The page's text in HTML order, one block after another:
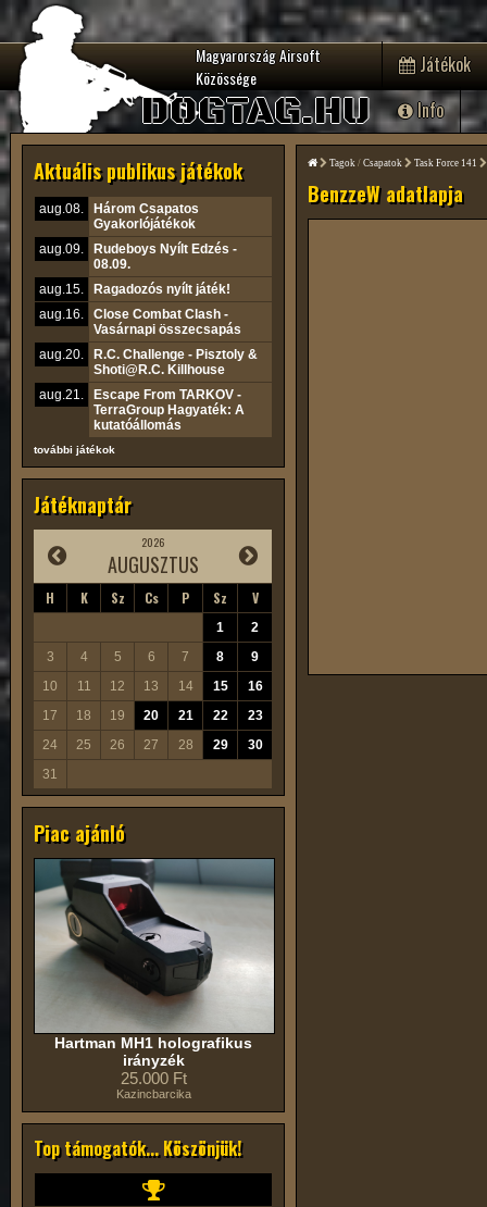
Magyarország Airsoft
Közössége
DOGTAG.HU
Játékok
Info
Aktuális publikus játékok
aug.08.
Három Csapatos
Gyakorlójátékok
aug.09.
Rudeboys Nyílt Edzés -
08.09.
aug.15.
Ragadozós nyílt játék!
aug.16.
Close Combat Clash -
Vasárnapi összecsapás
aug.20.
R.C. Challenge - Pisztoly &
Shoti@R.C. Killhouse
aug.21.
Escape From TARKOV -
TerraGroup Hagyaték: A
kutatóállomás
további játékok
Játéknaptár
2026
AUGUSZTUS
H K Sz Cs P Sz V
1
2
3
4 5 6 7 8
9
10
11 12 13 14 15
16
17
18 19 20 21 22
23
24
25 26 27 28 29
30
31
Piac ajánló
Hartman MH1 holografikus
irányzék
25.000 Ft
Kazincbarcika
Top támogatók... Köszönjük!
Tagok / Csapatok Task Force 141
BenzzeW adatlapja